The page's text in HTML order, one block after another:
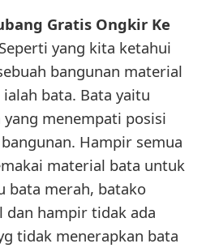
Gratis Ongkir Ke
yang kita ketahui
bangunan material
bata. Bata yaitu
menempati posisi
Hampir semua
material bata untuk
bata merah, batako
dan hampir tidak ada
tidak menerapkan bata